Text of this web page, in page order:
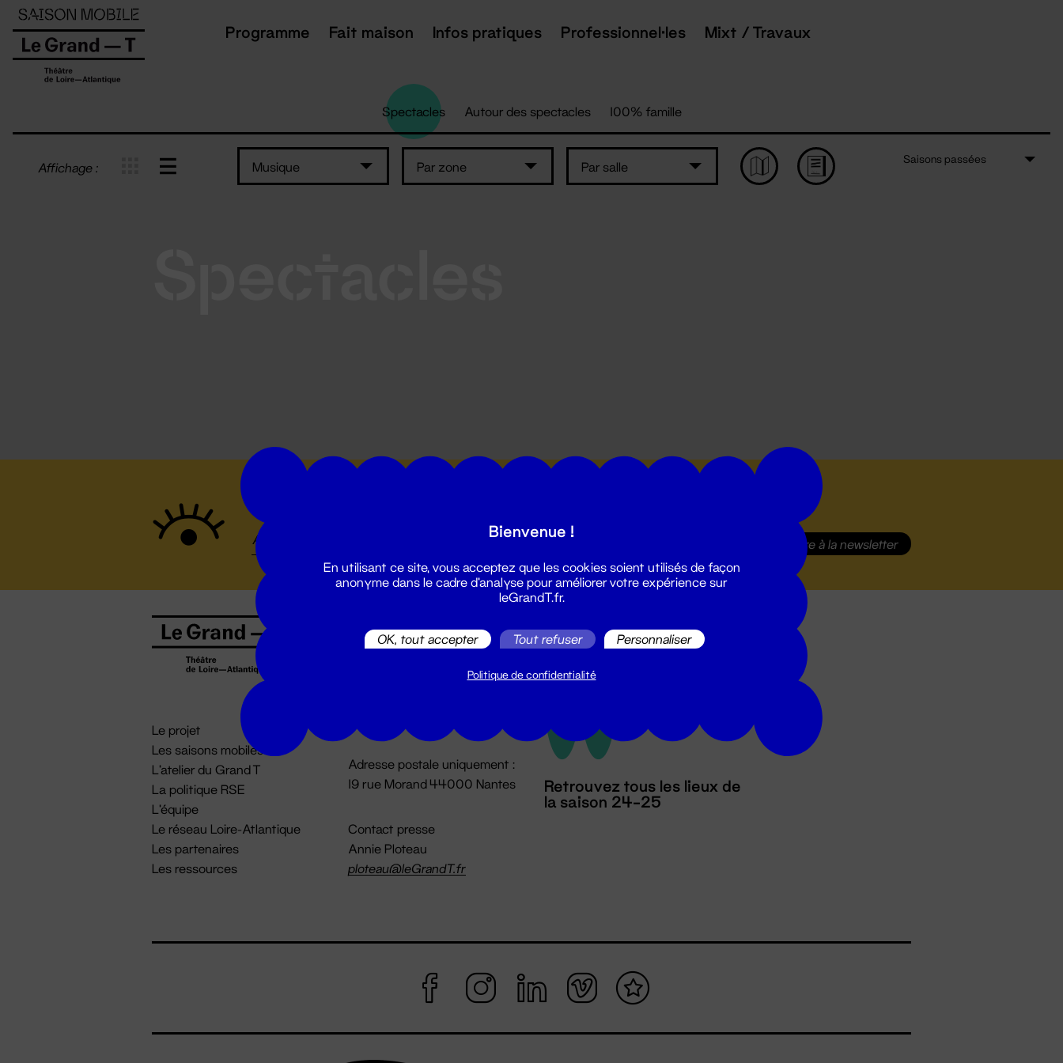
Programme Fait maison Infos pratiques Professionnel·les Mixt / Travaux
Spectacles Autour des spectacles 100% famille
Affichage : Musique Par zone Par salle
Saisons passées
S'inscrire à la newsletter
Le projet
Les saisons mobiles
L'atelier du Grand T
La politique RSE
L'équipe
Le réseau Loire-Atlantique
Les partenaires
Les ressources
02 51 88 25 25
Du lundi au vendredi 14h → 18h
Adresse postale uniquement :
19 rue Morand 44000 Nantes
Contact presse
Annie Ploteau
ploteau@leGrandT.fr
Retrouvez tous les lieux de
la saison 24-25
Panneau de gestion des cookies
Bienvenue !
En utilisant ce site, vous acceptez que les cookies soient utilisés de façon
anonyme dans le cadre d'analyse pour améliorer votre expérience sur
leGrandT.fr.
OK, tout accepter Tout refuser Personnaliser
Politique de confidentialité